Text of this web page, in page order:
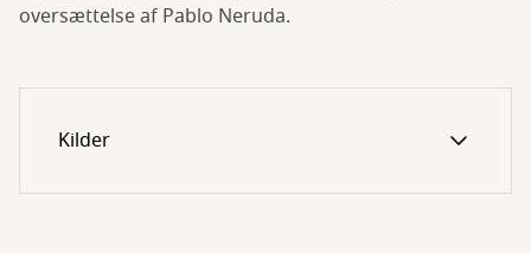
oversættelse af Pablo Neruda.
Kilder